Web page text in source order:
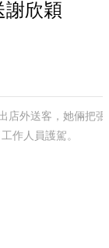
欣穎
店外送客，她倆把
作人員護駕。